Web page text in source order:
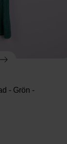
- Grön -